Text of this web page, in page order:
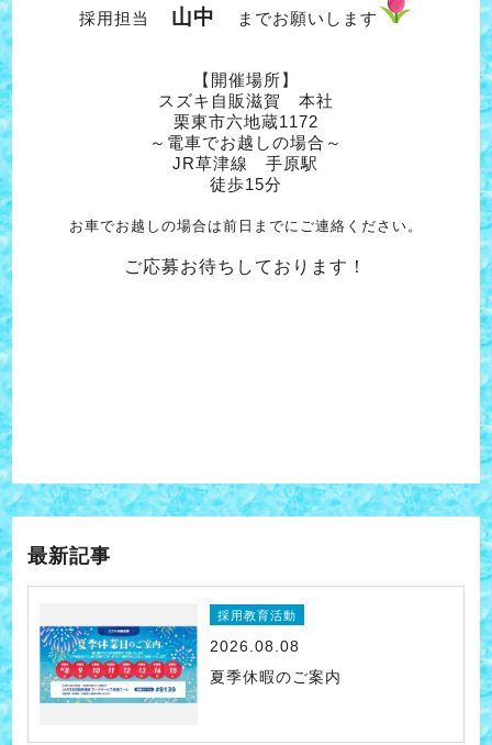
採用担当 山中 までお願いします
【開催場所】
スズキ自販滋賀 本社
栗東市六地蔵1172
～電車でお越しの場合～
JR草津線 手原駅
徒歩15分
お車でお越しの場合は前日までにご連絡ください。
ご応募お待ちしております！
最新記事
採用教育活動
2026.08.08
夏季休暇のご案内